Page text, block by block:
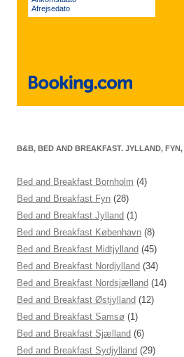
Afrejsedato
B&B, BED AND BREAKFAST. JYLLAND,
Bed and Breakfast Bornholm (4)
Bed and Breakfast Fyn (28)
Bed and Breakfast Jylland (1)
Bed and Breakfast København (8)
Bed and Breakfast Midtjylland (45)
Bed and Breakfast Nordjylland (34)
Bed and Breakfast Nordsjælland (14)
Bed and Breakfast Østjylland (12)
Bed and Breakfast Samsø (1)
Bed and Breakfast Sjælland (6)
Bed and Breakfast Sydjylland (29)